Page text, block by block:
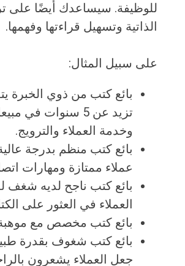
للوظيفة. سيساعدك أيضًا على
الذاتية وتسهيل قراءتها وفهمها.
على سبيل المثال:
بائع كتب من ذوي الخبرة
تزيد عن 5 سنوات في
وخدمة العملاء والترويج.
بائع كتب منظم بدرجة
عملاء ممتازة ومهارات
بائع كتب ناجح لديه شغف
العملاء في العثور على
بائع كتب مخصص مع موهبة
بائع كتب شغوف بقدرة
جعل العملاء يشعرون